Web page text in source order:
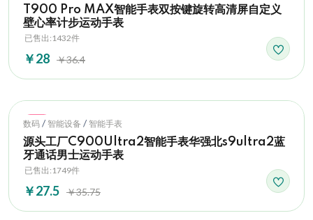
T900 Pro MAX智能手表双按键旋转高清屏自定义
壁心率计步运动手表
已售出:1432件
￥28 ￥36.4
Hot
数码 / 智能设备 / 智能手表
源头工厂C900Ultra2智能手表华强北s9ultra2蓝
牙通话男士运动手表
已售出:1749件
￥27.5 ￥35.75